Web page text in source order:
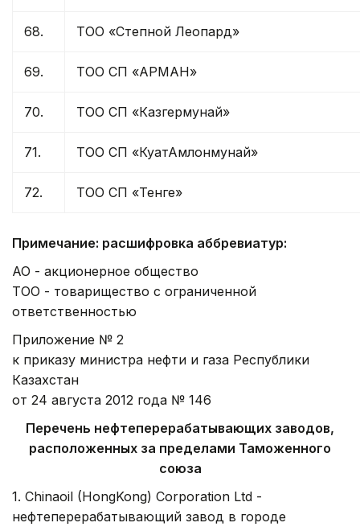
68. ТОО «Степной Леопард»
69. ТОО СП «АРМАН»
70. ТОО СП «Казгермунай»
71. ТОО СП «КуатАмлонмунай»
72. ТОО СП «Тенге»
Примечание: расшифровка аббревиатур:
АО - акционерное общество
ТОО - товарищество с ограниченной
ответственностью
Приложение № 2
к приказу министра нефти и газа Республики
Казахстан
от 24 августа 2012 года № 146
Перечень нефтеперерабатывающих заводов,
расположенных за пределами Таможенного
союза
1. Chinaoil (HongKong) Corporation Ltd -
нефтеперерабатывающий завод в городе